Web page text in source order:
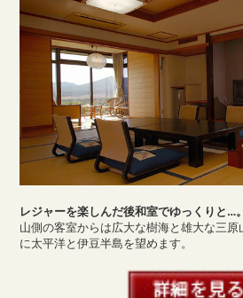
レジャーを楽しんだ後和室でゆっくりと…。
山側の客室からは広大な樹海と雄大な三原
に太平洋と伊豆半島を望めます。